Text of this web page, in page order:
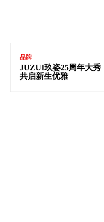
品牌
JUZUI玖姿25周年大秀
共启新生优雅